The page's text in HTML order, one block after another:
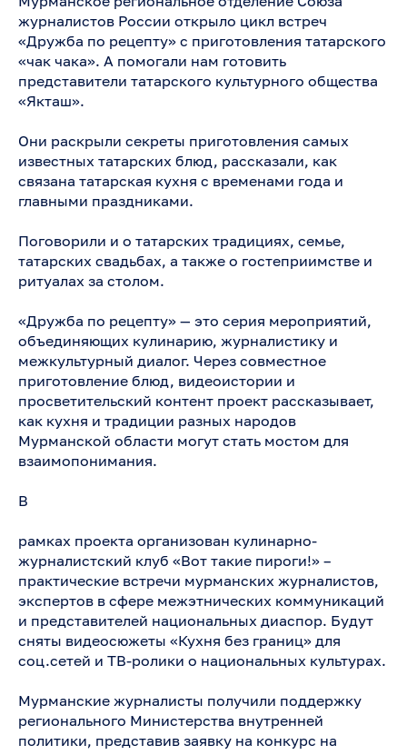
журналистов России открыло цикл встреч
«Дружба по рецепту» с приготовления татарского
«чак чака». А помогали нам готовить
представители татарского культурного общества
«Якташ».
Они раскрыли секреты приготовления самых
известных татарских блюд, рассказали, как
связана татарская кухня с временами года и
главными праздниками.
Поговорили и о татарских традициях, семье,
татарских свадьбах, а также о гостеприимстве и
ритуалах за столом.
«Дружба по рецепту» — это серия мероприятий,
объединяющих кулинарию, журналистику и
межкультурный диалог. Через совместное
приготовление блюд, видеоистории и
просветительский контент проект рассказывает,
как кухня и традиции разных народов
Мурманской области могут стать мостом для
взаимопонимания.
В
рамках проекта организован кулинарно-
журналистский клуб «Вот такие пироги!» –
практические встречи мурманских журналистов,
экспертов в сфере межэтнических коммуникаций
и представителей национальных диаспор. Будут
сняты видеосюжеты «Кухня без границ» для
соц.сетей и ТВ-ролики о национальных культурах.
Мурманские журналисты получили поддержку
регионального Министерства внутренней
политики, представив заявку на конкурс на